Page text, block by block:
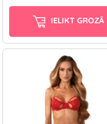
IELIKT GROZĀ